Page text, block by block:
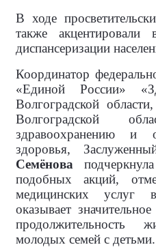
В ходе
также акцентировали
диспансеризации
Координатор
«Единой России»
Волгоградской
Волгоградской
здравоохранению и
здоровья,
Семёнова
подобных акций,
медицинских услуг
оказывает
продолжительность
молодых семей с детьми.